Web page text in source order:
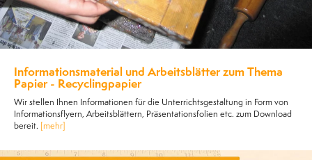
Informationsmaterial und Arbeitsblätter zum Thema
Papier - Recyclingpapier
Wir stellen Ihnen Informationen für die Unterrichtsgestaltung in Form von
Informationsflyern, Arbeitsblättern, Präsentationsfolien etc. zum Download
bereit. [mehr]